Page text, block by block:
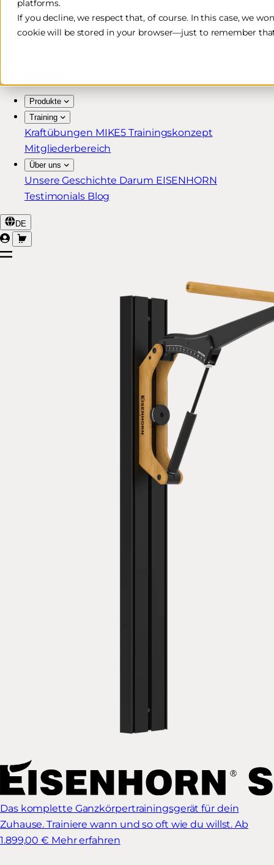
platforms.
If you decline, we respect that, of course. In this case, we
cookie will be stored in your browser—just to remember
Kostenlose & schnelle Lieferung*
30 Tage Rückgaberecht
Produkte
Training
Kraftübungen MIKE5 Trainingskonzept
Mitgliederbereich
Über uns
Unsere Geschichte Darum EISENHORN
Testimonials Blog
DE
Das komplette Ganzkörpertrainingsgerät für dein
Zuhause. Trainiere wann und so oft wie du willst. Ab
1.899,00 € Mehr erfahren